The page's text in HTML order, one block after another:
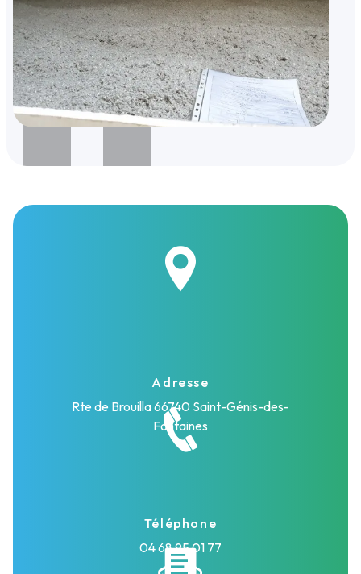
Adresse
Rte de Brouilla66740 Saint-Génis-des-
Fontaines
Téléphone
04 68 95 01 77